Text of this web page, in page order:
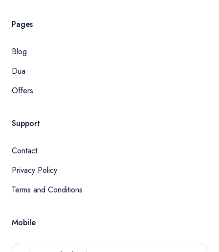
Pages
Blog
Dua
Offers
Support
Contact
Privacy Policy
Terms and Conditions
Mobile